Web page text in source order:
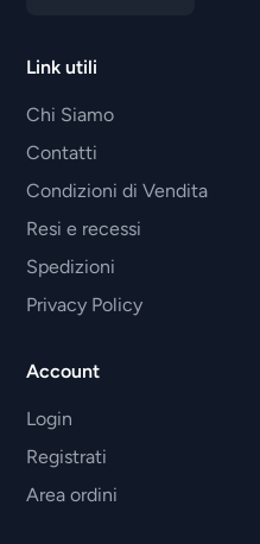
Link utili
Chi Siamo
Contatti
Condizioni di Vendita
Resi e recessi
Spedizioni
Privacy Policy
Account
Login
Registrati
Area ordini